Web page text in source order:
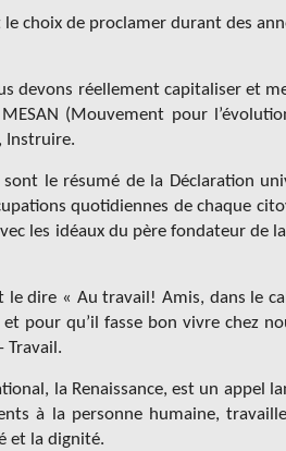
choix de proclamer durant des
devons réellement capitaliser et
(Mouvement pour
Instruire.
sont le résumé de la Déclaration
quotidiennes de chaque
les idéaux du père fondateur de
le dire « Au travail! Amis, dans le
pour qu’il fasse bon vivre chez
Travail.
la Renaissance, est un appel
à la personne humaine,
et la dignité.